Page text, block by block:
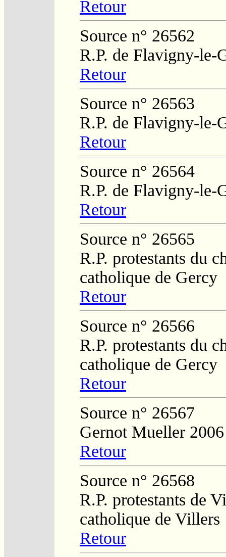
Retour
Source n° 26562
R.P. de Flavigny-le-
Retour
Source n° 26563
R.P. de Flavigny-le-
Retour
Source n° 26564
R.P. de Flavigny-le-
Retour
Source n° 26565
R.P. protestants du
catholique de Gercy
Retour
Source n° 26566
R.P. protestants du
catholique de Gercy
Retour
Source n° 26567
Gernot Mueller 2006
Retour
Source n° 26568
R.P. protestants de
catholique de Villers
Retour